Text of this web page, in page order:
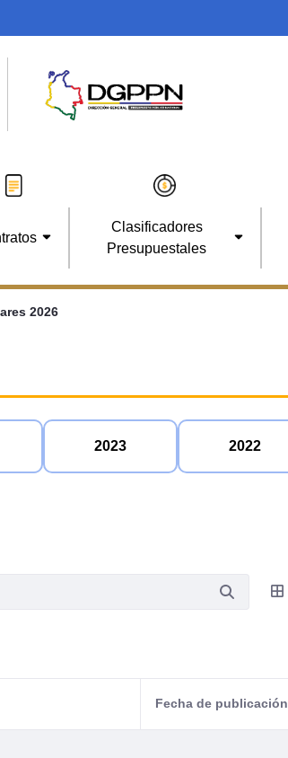
Clasificadores
Presupuestales
2026
2023 2022
Fecha de publicación